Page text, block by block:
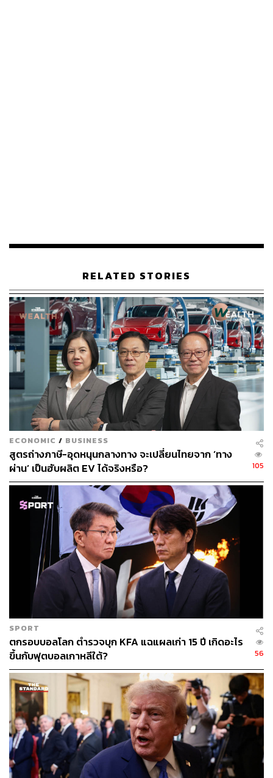
ส่วนมาเลเซีย (อัตราภาษี 25%) ยืนยันว่าจะเจรจา ‘ด้วยเจตนา
ที่ดี’ ต่อไป โดยย้ำว่าสหรัฐฯ คือคู่ค้าและตลาดส่งออกที่ใหญ่
เป็นอันดับสอง และการเจรจาคือหนทางที่ดีที่สุด
ส่วนเวียดนาม แม้จะดูเหมือนเป็นผู้ชนะในเกมนี้ด้วยการ
เจรจาจนได้อัตราภาษีเพียง 20% แต่นักเศรษฐศาสตร์จาก
MUFG อย่าง Michael Wan เตือนว่านี่อาจเป็นเพียง ‘การผ่อน
ปรนในระยะสั้น’ เพราะรายละเอียดของข้อตกลงยังไม่ชัดเจน
และการที่ผู้ส่งออกเร่งส่งสินค้าไปก่อนหน้านี้ อาจทำให้ยอด
ส่งออกชะลอตัวลงได้ในอนาคต
ท่ามกลางความวุ่นวายนี้ Jayant Menon นักวิชาการจาก
สถาบัน ISEAS-Yusof Ishak กลับมองว่านโยบายของทรัมป์
นั้น “ไม่สมเหตุสมผลในทางปฏิบัติ” เพราะการย้ายฐาน
อุตสาหกรรมที่ใช้แรงงานจำนวนมากอย่างสิ่งทอกลับไป
สหรัฐฯ นั้นเป็นไปไม่ได้ และท้ายที่สุดแล้วกำแพงภาษีเหล่านี้
จะทำเพียงแค่ขึ้นราคาสินค้า ซึ่งผู้ที่ ‘เจ็บตัวถ้วนหน้า’ ก็คือผู้
บริโภคชาวอเมริกันนั่นเอง
อย่างไรก็ตาม นักวิเคราะห์จาก DBS Group Holdings มอง
ว่าการกระทำของทรัมป์อาจเป็นเพียง ‘เกมวัดใจ’
(brinksmanship) เพื่อกดดันให้เกิดการเจรจาในช่วงโค้ง
สุดท้าย และการที่กำหนดเส้นตายไว้ในวันที่ 1 สิงหาคม ก็ยัง
พอมีเวลาเหลืออีก 3 สัปดาห์ในการหาข้อสรุปที่ดีกว่านี้
ภาพ:Joe Raedle/Getty Images
อ้างอิง:
https://asia.nikkei.com/Economy/Trade-war/Trump-ta
riffs/ASEAN-countries-reel-from-Trump-s-fresh-tariff-t
hreats
สามารถติดตาม THE STANDARD WEALTH
ผ่านแอปพลิเคชันต่างๆ ที่คุณสะดวกหรือใช้งานอยู่แล้วได้เลย
RELATED STORIES
ECONOMIC / BUSINESS
สูตรถ่างภาษี-อุดหนุนกลางทาง จะเปลี่ยนไทยจาก ‘ทาง
ผ่าน’ เป็นฮับผลิต EV ได้จริงหรือ?
105
SPORT
ตกรอบบอลโลก ตำรวจบุก KFA แฉแผลเก่า 15 ปี เกิดอะไร
ขึ้นกับฟุตบอลเกาหลีใต้?
56